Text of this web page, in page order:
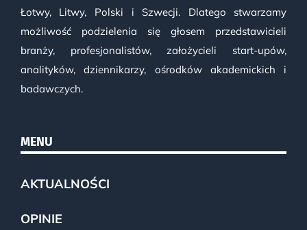
Łotwy, Litwy, Polski i Szwecji. Dlatego stwarzamy
możliwość podzielenia się głosem przedstawicieli
branży, profesjonalistów, założycieli start-upów,
analityków, dziennikarzy, ośrodków akademickich i
badawczych.
MENU
AKTUALNOŚCI
OPINIE